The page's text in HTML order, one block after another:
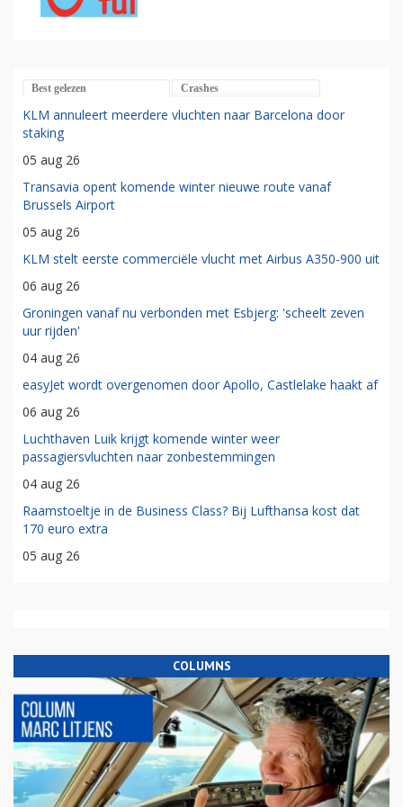
Best gelezen Crashes
KLM annuleert meerdere vluchten naar Barcelona door
staking
05 aug 26
Transavia opent komende winter nieuwe route vanaf
Brussels Airport
05 aug 26
KLM stelt eerste commerciële vlucht met Airbus A350-900 uit
06 aug 26
Groningen vanaf nu verbonden met Esbjerg: 'scheelt zeven
uur rijden'
04 aug 26
easyJet wordt overgenomen door Apollo, Castlelake haakt af
06 aug 26
Luchthaven Luik krijgt komende winter weer
passagiersvluchten naar zonbestemmingen
04 aug 26
Raamstoeltje in de Business Class? Bij Lufthansa kost dat
170 euro extra
05 aug 26
COLUMNS